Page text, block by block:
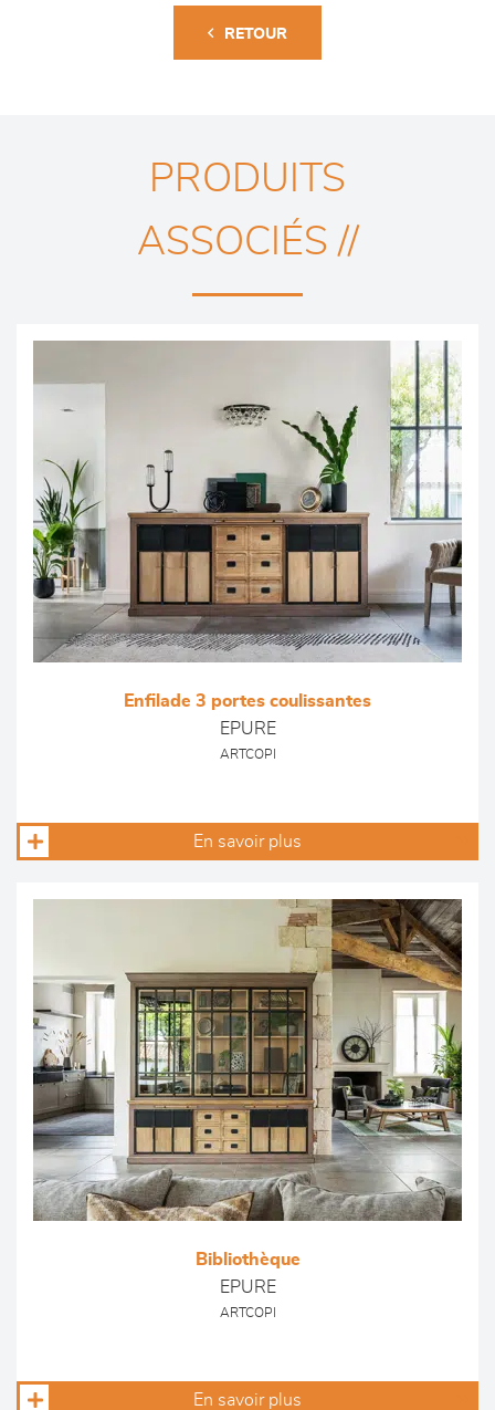
RETOUR
PRODUITS
ASSOCIÉS //
Enfilade 3 portes coulissantes
EPURE
ARTCOPI
En savoir plus
Bibliothèque
EPURE
ARTCOPI
En savoir plus